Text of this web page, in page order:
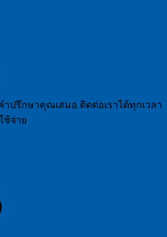
ปรึกษาคุณเสมอ ติดต่อเราได้ทุกเวลา
ช้จ่าย